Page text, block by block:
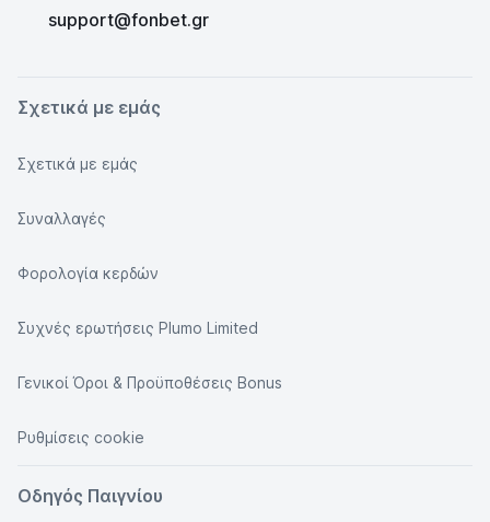
support@fonbet.gr
Σχετικά με εμάς
Σχετικά με εμάς
Συναλλαγές
Φορολογία κερδών
Συχνές ερωτήσεις Plumo Limited
Γενικοί Όροι & Προϋποθέσεις Bonus
Ρυθμίσεις cookie
Οδηγός Παιγνίου